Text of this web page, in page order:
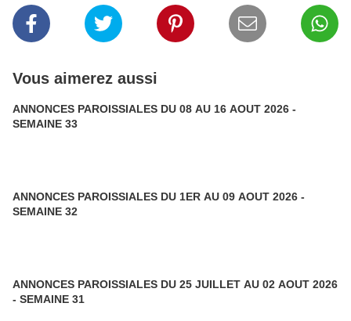
Vous aimerez aussi
ANNONCES PAROISSIALES DU 08 AU 16 AOUT 2026 -
SEMAINE 33
ANNONCES PAROISSIALES DU 1ER AU 09 AOUT 2026 -
SEMAINE 32
ANNONCES PAROISSIALES DU 25 JUILLET AU 02 AOUT 2026
- SEMAINE 31